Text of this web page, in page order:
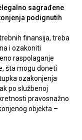
sagrađene
podignutih
finansija, treba
i ozakoniti
raspolaganje
šta mogu doneti
ozakonjenja
po službenoj
pravosnažno
objekta –